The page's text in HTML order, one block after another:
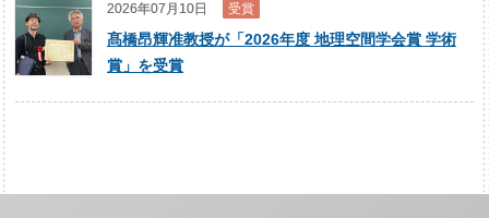
2026年07月10日 受賞
髙橋昂輝准教授が「2026年度 地理空間学会賞 学術
賞」を受賞